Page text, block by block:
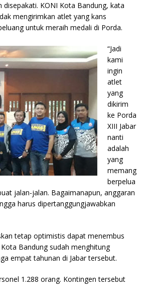
disepakati. KONI Kota Bandung, kata
mengirimkan atlet yang kans
untuk meraih medali di Porda.
“Jadi
kami
ingin
atlet
yang
dikirim
ke Porda
XIII Jabar
nanti
adalah
yang
memang
berpelua
jalan-jalan. Bagaimanapun, anggaran
harus dipertanggungjawabkan
tetap optimistis dapat menembus
Bandung sudah menghitung
empat tahunan di Jabar tersebut.
1.288 orang. Kontingen tersebut